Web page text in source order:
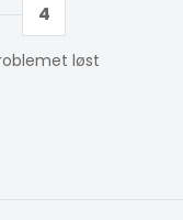
4
løst